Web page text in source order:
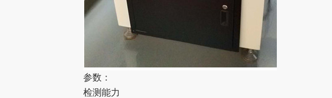
参数：
检测能力